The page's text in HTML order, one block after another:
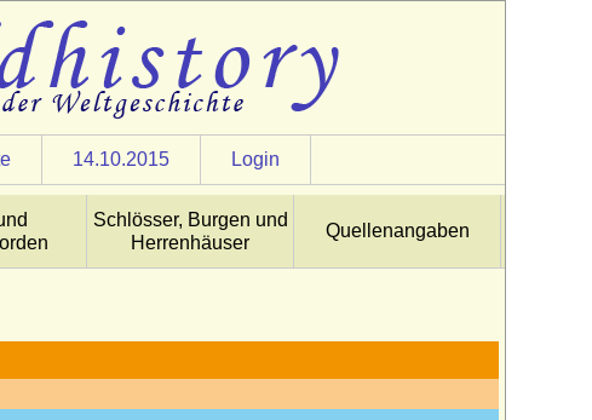
14.10.2015 Login
Schlösser, Burgen und
Herrenhäuser
Quellenangaben